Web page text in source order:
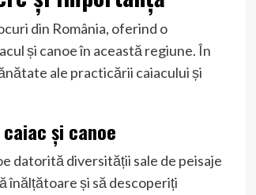
din România, oferind o
și canoe în această regiune. În
ale practicării caiacului și
și canoe
datorită diversității sale de peisaje
înălțătoare și să descoperiți